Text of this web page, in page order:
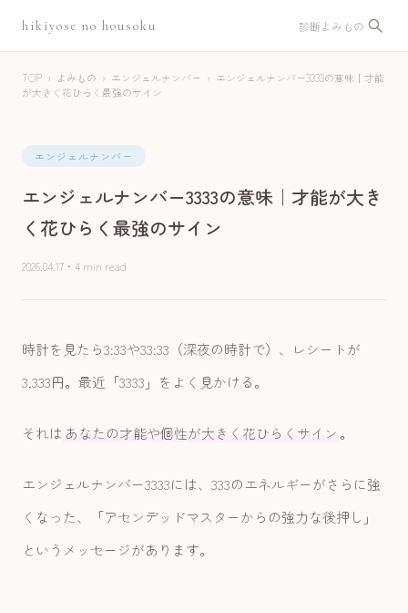
hikiyose no housoku 診断よみもの
TOP › よみもの › エンジェルナンバー › エンジェルナンバー3333の意味｜才能
が大きく花ひらく最強のサイン
エンジェルナンバー
エンジェルナンバー3333の意味｜才能が大き
く花ひらく最強のサイン
2026.04.17 ・ 4 min read
時計を見たら3:33や33:33（深夜の時計で）、レシートが
3,333円。最近「3333」をよく見かける。
それは あなたの才能や個性が大きく花ひらくサイン 。
エンジェルナンバー3333には、333のエネルギーがさらに強
くなった、「アセンデッドマスターからの強力な後押し」
というメッセージがあります。